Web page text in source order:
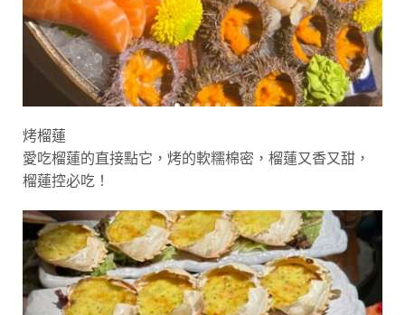
烤榴蓮
愛吃榴蓮的直接點它，烤的軟糯棉密，榴蓮又香又甜，
榴蓮控必吃！